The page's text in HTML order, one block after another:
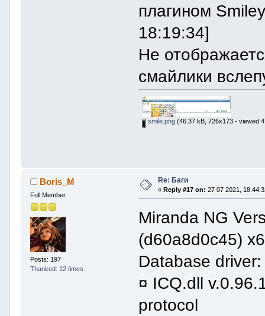
плагином
18:19:34]
Не
смайлики
smile.png(46.37 kB, 726x173 - viewed
Boris_M
Full Member
Posts: 197
Thanked: 12 times
Re: Баги
« Reply #17 on: 27 07 2021,
Miranda NG
(d60a8d0c45)
Database
¤ ICQ.dll
protocol